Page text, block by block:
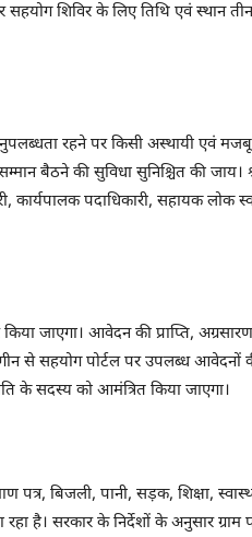
शिविर के लिए तिथि एवं स्थान
रहने पर किसी अस्थायी एवं
बैठने की सुविधा सुनिश्चित की
कार्यपालक पदाधिकारी, सहायक लोक
जाएगा। आवेदन की प्राप्ति,
से सहयोग पोर्टल पर उपलब्ध आवेदनों
के सदस्य को आमंत्रित किया जाएगा।
पत्र, बिजली, पानी, सड़क, शिक्षा,
सरकार के निर्देशों के अनुसार ग्राम